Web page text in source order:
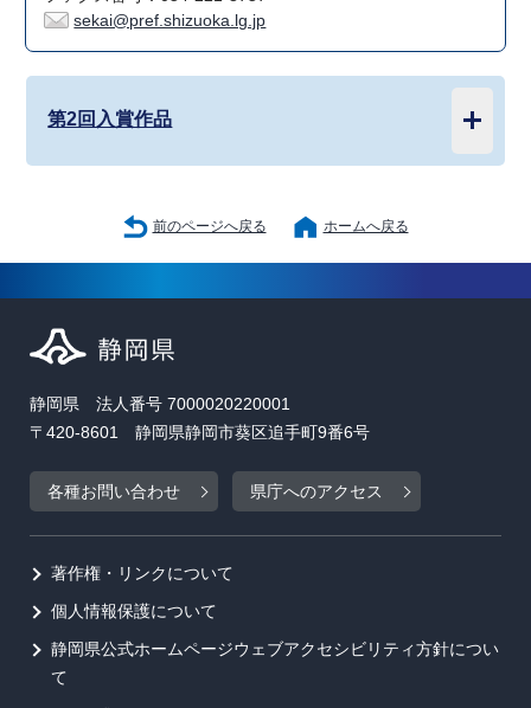
sekai@pref.shizuoka.lg.jp
第2回入賞作品
前のページへ戻る ホームへ戻る
静岡県 法人番号 7000020220001
〒420-8601 静岡県静岡市葵区追手町9番6号
各種お問い合わせ 県庁へのアクセス
著作権・リンクについて
個人情報保護について
静岡県公式ホームページウェブアクセシビリティ方針につい
て